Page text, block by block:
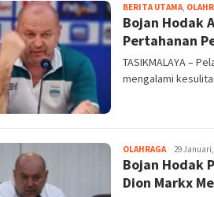
BERITA UTAMA,
Bojan Hodak
Pertahanan
TASIKMALAYA –
mengalami
OLAHRAGATim
Redaksi
29 Januari,
Bojan Hodak
Dion Markx